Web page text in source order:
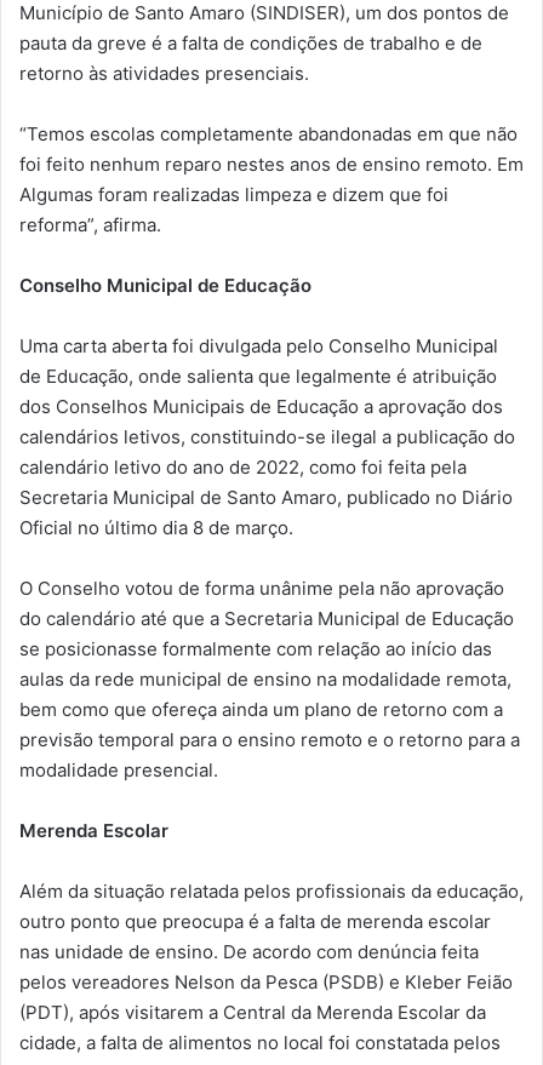
Município de Santo Amaro (SINDISER), um dos pontos de
pauta da greve é a falta de condições de trabalho e de
retorno às atividades presenciais.
“Temos escolas completamente abandonadas em que não
foi feito nenhum reparo nestes anos de ensino remoto. Em
Algumas foram realizadas limpeza e dizem que foi
reforma”, afirma.
Conselho Municipal de Educação
Uma carta aberta foi divulgada pelo Conselho Municipal
de Educação, onde salienta que legalmente é atribuição
dos Conselhos Municipais de Educação a aprovação dos
calendários letivos, constituindo-se ilegal a publicação do
calendário letivo do ano de 2022, como foi feita pela
Secretaria Municipal de Santo Amaro, publicado no Diário
Oficial no último dia 8 de março.
O Conselho votou de forma unânime pela não aprovação
do calendário até que a Secretaria Municipal de Educação
se posicionasse formalmente com relação ao início das
aulas da rede municipal de ensino na modalidade remota,
bem como que ofereça ainda um plano de retorno com a
previsão temporal para o ensino remoto e o retorno para a
modalidade presencial.
Merenda Escolar
Além da situação relatada pelos profissionais da educação,
outro ponto que preocupa é a falta de merenda escolar
nas unidade de ensino. De acordo com denúncia feita
pelos vereadores Nelson da Pesca (PSDB) e Kleber Feião
(PDT), após visitarem a Central da Merenda Escolar da
cidade, a falta de alimentos no local foi constatada pelos